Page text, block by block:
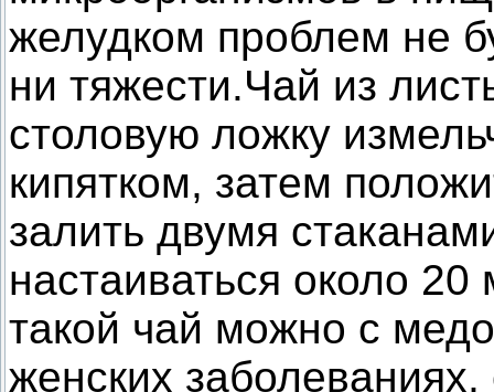
желудком проблем не
ни тяжести.Чай из
столовую ложку
кипятком, затем
залить двумя
настаиваться около
такой чай можно с
женских